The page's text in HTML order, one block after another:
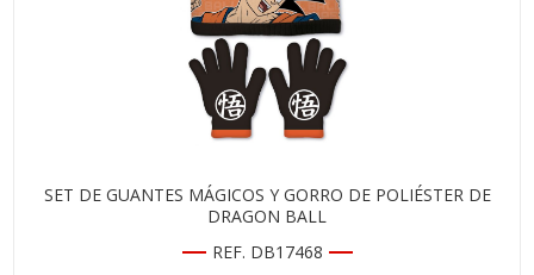
SET DE GUANTES MÁGICOS Y GORRO DE POLIÉSTER DE
DRAGON BALL
REF. DB17468